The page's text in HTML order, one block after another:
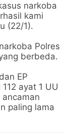
narkoba
kami
(22/1).
Polres
berbeda.
EP
ayat 1 UU
paling lama